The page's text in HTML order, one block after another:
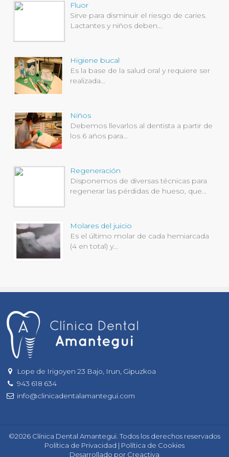
Fluor
Sirve para disminuir el riesgo de caries.
Lactantes y niños deben...
Higiene bucal
Es la base de la salud oral y requiere ser
realizada...
Niños
Debemos llevarlos al dentista a partir de
los 6 años para...
Regeneración
Disponemos de diversas técnicas para
regenerar las pérdidas de hueso, que...
Molares del juicio
Es el último molar de cada hemiarcada
(4 en total) y...
Lope de Irigoyen 23 Bajo, Irun, Gipuzkoa
943 618 634
info@clinicadentalamantegui.com
una
©2026 Clínica Dental Amantegui. Todos los derechos reservados
Política de Privacidad | Política de Cookies
Desarrollado por Creactiva